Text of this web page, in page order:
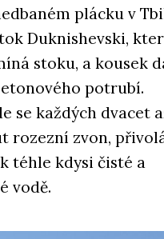
příčková, strukturální
plácku v
Duknishevski,
stoku, a kousek
potrubí.
se každých dvacet
rozezní zvon,
téhle kdysi čisté a
vodě.